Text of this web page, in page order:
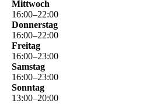
Mittwoch
16:00–22:00
Donnerstag
16:00–22:00
Freitag
16:00–23:00
Samstag
16:00–23:00
Sonntag
13:00–20:00